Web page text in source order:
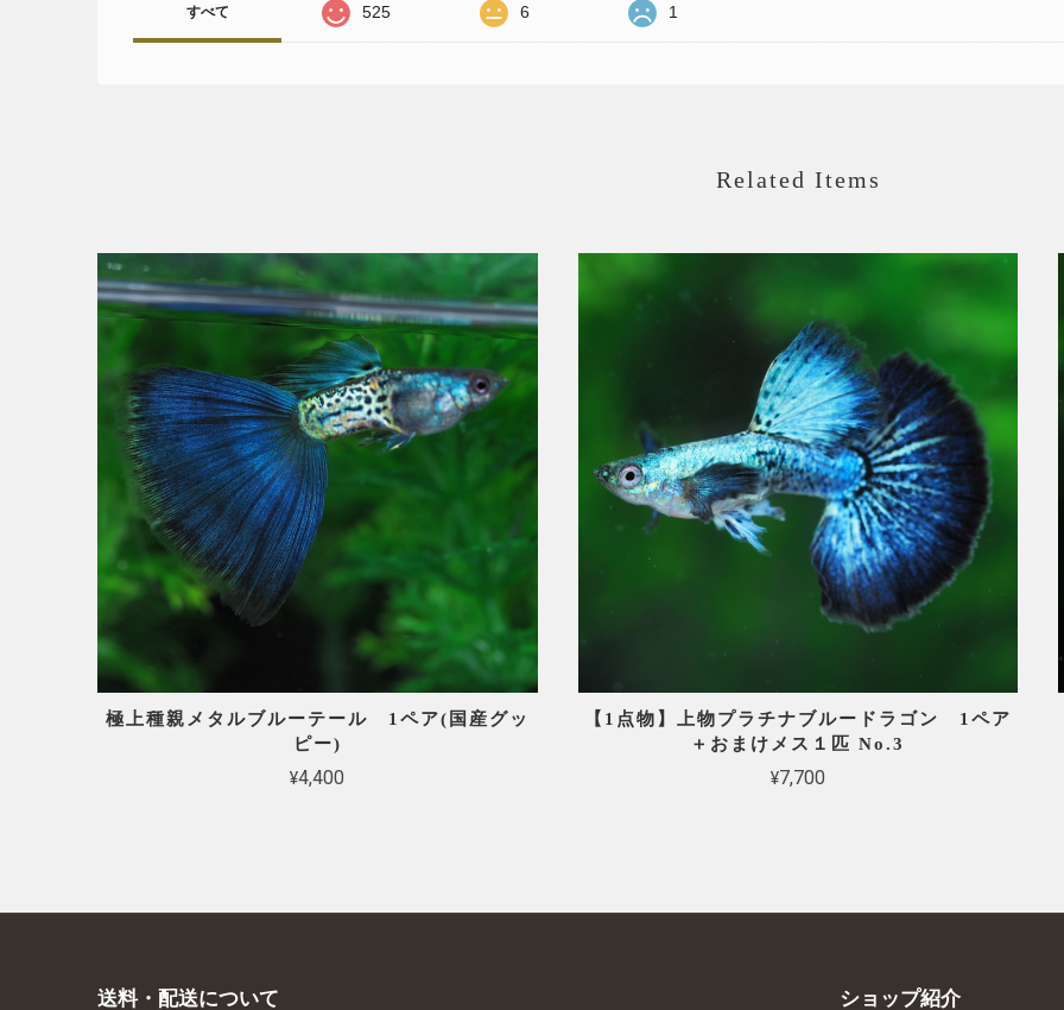
すべて 525 6 1
Related Items
極上種親メタルブルーテール 1ペア(国産グッ
ピー)
¥4,400
【1点物】上物プラチナブルードラゴン 1ペア
＋おまけメス１匹 No.3
¥7,700
送料・配送について ショップ紹介